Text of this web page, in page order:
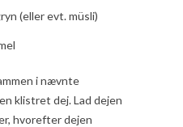
(eller evt. müsli)
i nævnte
klistret dej. Lad dejen
hvorefter dejen